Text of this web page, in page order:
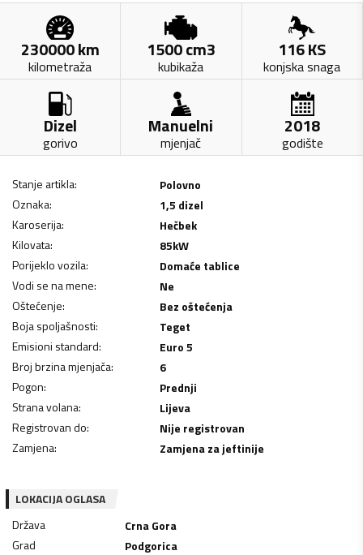
230000km
kilometraža
1500cm3
kubikaža
116KS
konjska snaga
Dizel
gorivo
Manuelni
mjenjač
2018
godište
Stanje artikla:
Polovno
Oznaka:
1,5 dizel
Karoserija:
Hečbek
Kilovata: 85kW
Porijeklo vozila:
Domaće tablice
Vodi se na mene:
Ne
Oštećenje:
Bez oštećenja
Boja spoljašnosti:
Teget
Emisioni standard:
Euro 5
Broj brzina mjenjača:
6
Pogon:
Prednji
Strana volana:
Lijeva
Registrovan do:
Nije registrovan
Zamjena: Zamjena za jeftinije
LOKACIJA OGLASA
Država
Crna Gora
Grad
Podgorica